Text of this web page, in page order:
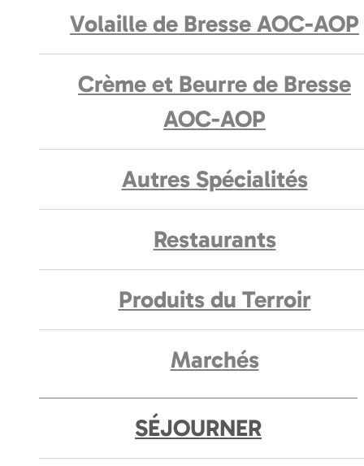
Volaille de Bresse AOC-AOP
Crème et Beurre de Bresse
AOC-AOP
Autres Spécialités
Restaurants
Produits du Terroir
Marchés
SÉJOURNER